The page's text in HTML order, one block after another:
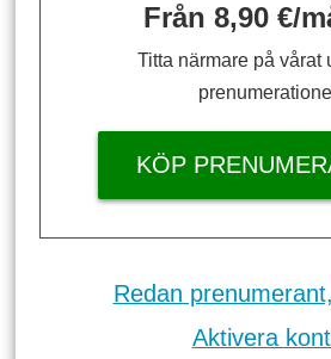
Från 8,90 €/
Titta närmare på vårat
KÖP
Redan
Aktivera